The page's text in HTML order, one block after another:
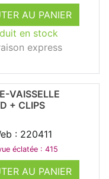
AU PANIER
en stock
express
AU PANIER
VAISSELLE
+ CLIPS
: 220411
éclatée : 415